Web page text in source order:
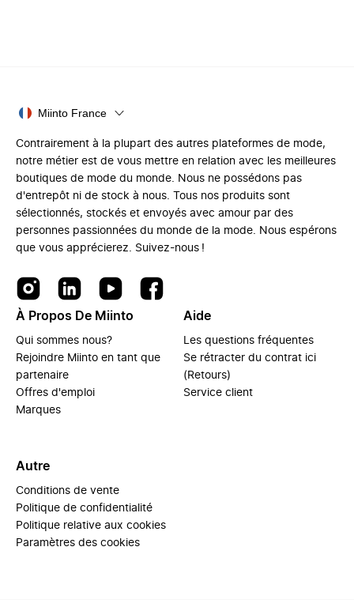
Miinto France
Contrairement à la plupart des autres plateformes de mode,
notre métier est de vous mettre en relation avec les meilleures
boutiques de mode du monde. Nous ne possédons pas
d'entrepôt ni de stock à nous. Tous nos produits sont
sélectionnés, stockés et envoyés avec amour par des
personnes passionnées du monde de la mode. Nous espérons
que vous apprécierez. Suivez-nous !
À Propos De Miinto
Qui sommes nous?
Rejoindre Miinto en tant que
partenaire
Offres d'emploi
Marques
Aide
Les questions fréquentes
Se rétracter du contrat ici
(Retours)
Service client
Autre
Conditions de vente
Politique de confidentialité
Politique relative aux cookies
Paramètres des cookies